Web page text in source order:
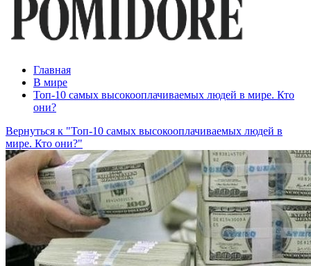
Главная
В мире
Топ-10 самых высокооплачиваемых людей в мире. Кто
они?
Вернуться к "Топ-10 самых высокооплачиваемых людей в
мире. Кто они?"